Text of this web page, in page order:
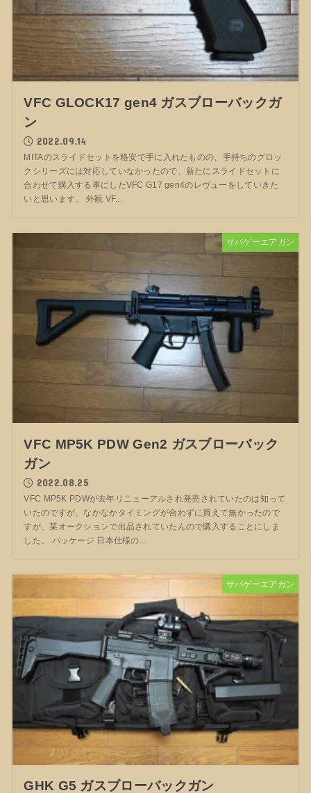
VFC GLOCK17 gen4 ガスブローバックガ
ン
2022.09.14
MITAのスライドセットを格安で手に入れたものの、手持ちのグロッ
クシリーズには対応していなかったので、新たにスライドセットに
合わせて購入する事にしたVFC G17 gen4のレヴューをしていきた
いと思います。 外観 VF...
サバゲーエアガン
VFC MP5K PDW Gen2 ガスブローバック
ガン
2022.08.25
VFC MP5K PDWが去年リニューアルされ発売されていたのは知って
いたのですが、なかなかタイミングが合わずに買えて無かったので
すが、某オークションで出品されていたんので購入することにしま
した。 パッケージ 日本仕様の...
サバゲーエアガン
GHK G5 ガスブローバックガン